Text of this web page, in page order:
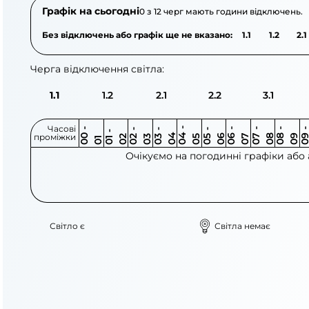
Графік на сьогодні0 з 12 черг мають години відключень.
Без відключень або графік ще не вказано: 1.1 1.2 2.1
Черга відключення світла:
1.1 1.2 2.1 2.2 3.1
Часові
проміжки 0
0
-
0 1 0
1
-
0 2 0 2
-
0 3 0 3
-
0 4 0 4
-
0 5 0 5
-
0 6 0 6
-
0 7 0 7
-
0 8 0 8
-
0 9 0
9
-
1
Очікуємо на погодинні графіки
Світло є Світла немає